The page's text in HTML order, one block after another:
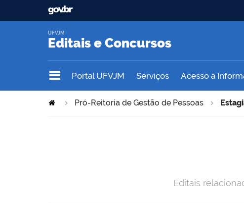
Editais e Concursos
UFVJM
Portal UFVJM Serviços Acesso à
Pró-Reitoria de Gestão de Pessoas
Editais